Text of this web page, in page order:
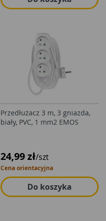
Przedłużacz 3 m, 3 gniazda,
biały, PVC, 1 mm2 EMOS
24,99 zł/szt
Cena orientacyjna
Do koszyka